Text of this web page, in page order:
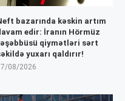
bazarında kəskin artım
edir: İranın Hörmüz
qiymətləri sərt
yuxarı qaldırır!
08/2026